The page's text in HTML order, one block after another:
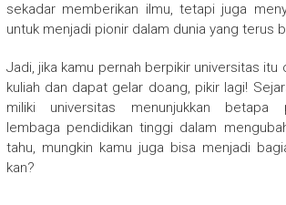
sekadar memberikan ilmu, tetapi juga
untuk menjadi pionir dalam dunia yang terus
Jadi, jika kamu pernah berpikir universitas
kuliah dan dapat gelar doang, pikir lagi!
miliki universitas menunjukkan betapa
lembaga pendidikan tinggi dalam
tahu, mungkin kamu juga bisa menjadi
kan?